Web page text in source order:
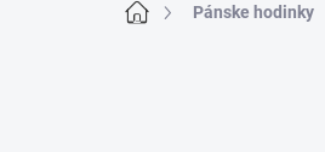
DomovPánske hodinky